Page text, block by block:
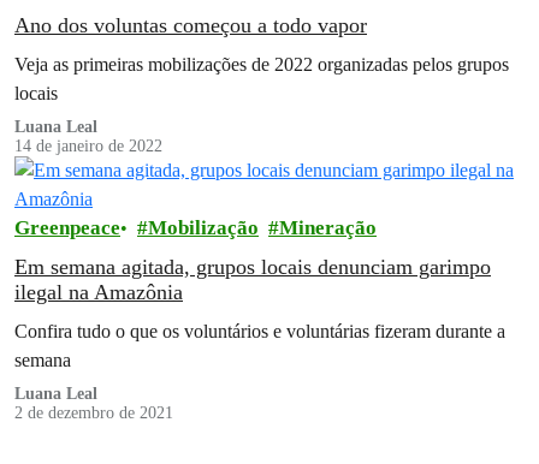
Ano dos voluntas começou a todo vapor
Veja as primeiras mobilizações de 2022 organizadas pelos grupos
locais
Luana Leal
14 de janeiro de 2022
Greenpeace Mobilização Mineração
Em semana agitada, grupos locais denunciam garimpo
ilegal na Amazônia
Confira tudo o que os voluntários e voluntárias fizeram durante a
semana
Luana Leal
2 de dezembro de 2021